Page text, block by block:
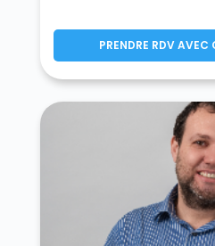
PRENDRE RDV AVEC